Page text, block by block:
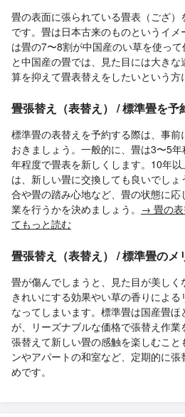
畳の表面に張られている畳表（ござ
です。畳は日本古来のものというイ
は畳の7〜8割が中国産のい草を使っ
と中国産の畳では、見た目には大き
算を抑えて畳表替えをしたいという方
畳張替え（表替え） / 標準畳を予
標準畳の表替えを予約する際は、事
おきましょう。一般的に、畳は3〜5
年程度で畳表を新しくします。10年
は、新しい畳に交換しても良いでし
合や畳の踏み心地など、畳の状態に
業を行うかを決めましょう。 → 畳の表
てもっと読む
畳張替え（表替え） / 標準畳のメ
畳が傷んでしまうと、見た目が美し
きれいにする効果やい草の香りによる
なってしまいます。標準畳は国産畳
が、リーズナブルな価格で張替え作
張替えて新しい畳の感触を楽しむこと
ンやアパートの和室など、定期的に
めです。